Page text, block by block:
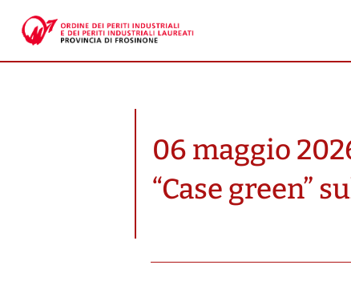
06 maggio
“Case green”